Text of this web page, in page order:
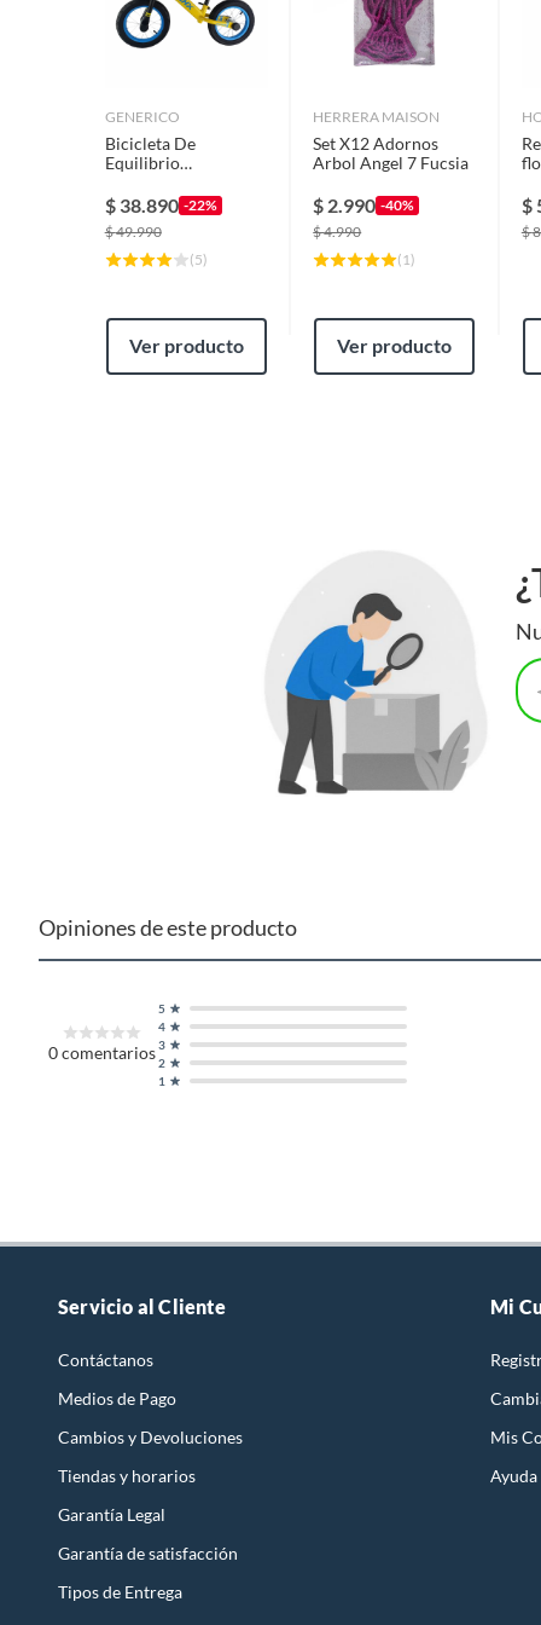
GENERICO
Bicicleta De
Equilibrio
Niños - Amarilla
$ 38.890 -22%
$49.990
(5)
Ver producto
HERRERA MAISON
Set X12 Adornos
Arbol Angel 7 Fucsia
$ 2.990 -40%
$4.990
( 1)
Ver producto
$
$
Opiniones de este producto
0comentarios
1
2
3
4
5
Servicio al Cliente
Contáctanos
Medios de Pago
Cambios y Devoluciones
Tiendas y horarios
Garantía Legal
Garantía de satisfacción
Tipos de Entrega
Mi
Mis
Ayuda